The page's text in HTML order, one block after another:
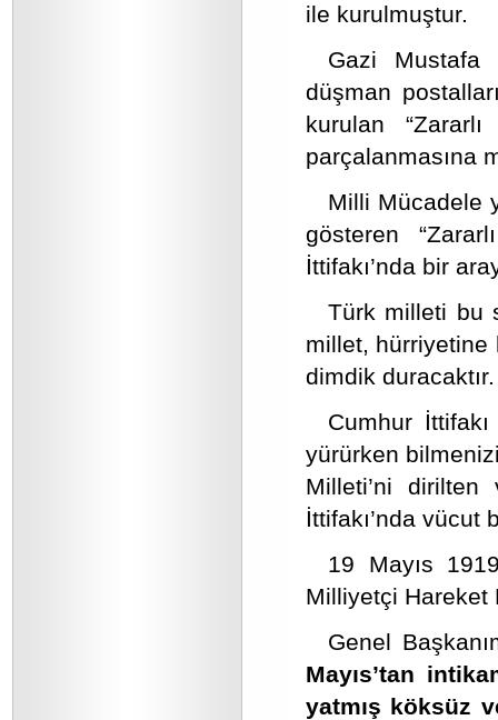
ile kurulmuştur.
Gazi Mustafa
düşman
kurulan
parçalanmasına
Milli Mücadele
gösteren
İttifakı’nda bir
Türk milleti bu
millet, hürriyetine
dimdik duracaktır.
Cumhur
yürürken
Milleti’ni
İttifakı’nda vücut
19 Mayıs
Milliyetçi Hareket
Genel
Mayıs’tan
yatmış köksüz